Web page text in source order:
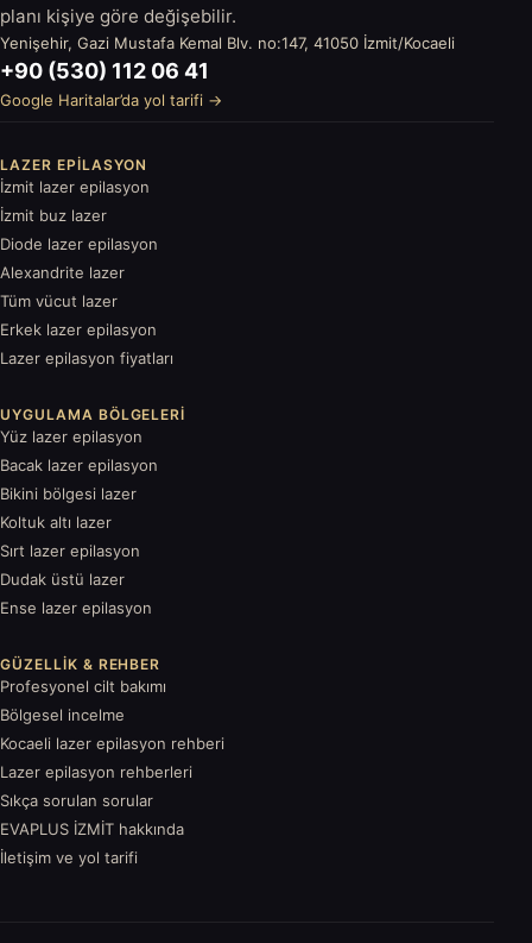
planı kişiye göre değişebilir.
Yenişehir, Gazi Mustafa Kemal Blv. no:147, 41050 İzmit/Kocaeli
+90 (530) 112 06 41
Google Haritalar’da yol tarifi →
LAZER EPILASYON
İzmit lazer epilasyon
İzmit buz lazer
Diode lazer epilasyon
Alexandrite lazer
Tüm vücut lazer
Erkek lazer epilasyon
Lazer epilasyon fiyatları
UYGULAMA BÖLGELERI
Yüz lazer epilasyon
Bacak lazer epilasyon
Bikini bölgesi lazer
Koltuk altı lazer
Sırt lazer epilasyon
Dudak üstü lazer
Ense lazer epilasyon
GÜZELLIK & REHBER
Profesyonel cilt bakımı
Bölgesel incelme
Kocaeli lazer epilasyon rehberi
Lazer epilasyon rehberleri
Sıkça sorulan sorular
EVAPLUS İZMİT hakkında
İletişim ve yol tarifi